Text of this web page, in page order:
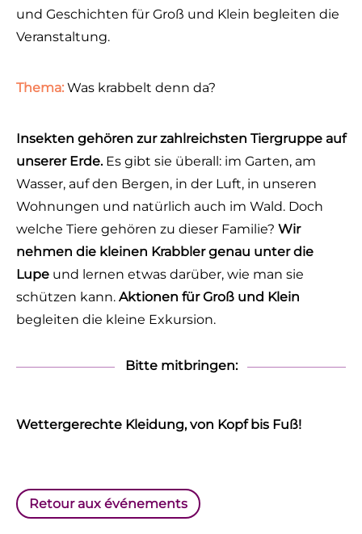
und Geschichten für Groß und Klein begleiten die
Veranstaltung.
Thema: Was krabbelt denn da?
Insekten gehören zur zahlreichsten Tiergruppe auf
unserer Erde.Es gibt sie überall: im Garten, am
Wasser, auf den Bergen, in der Luft, in unseren
Wohnungen und natürlich auch im Wald. Doch
welche Tiere gehören zu dieser Familie? Wir
nehmen die kleinen Krabbler genau unter die
Lupe und lernen etwas darüber, wie man sie
schützen kann. Aktionen für Groß und Klein
begleiten die kleine Exkursion.
Bitte mitbringen:
Wettergerechte Kleidung, von Kopf bis Fuß!
Retour aux événements